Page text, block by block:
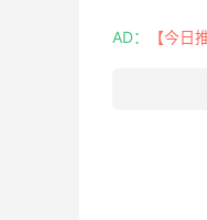
AD： 【今日